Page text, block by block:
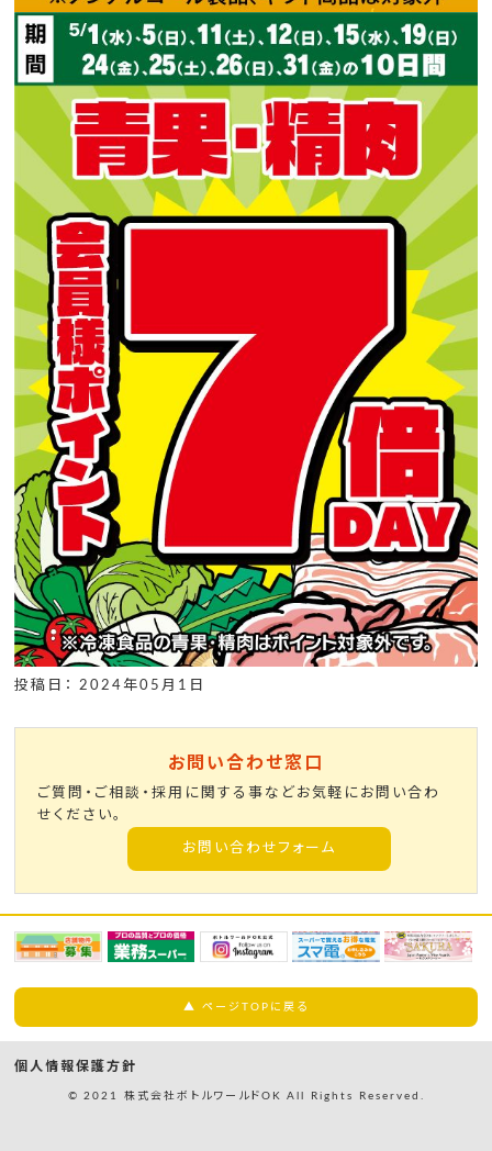
投稿日： 2024年05月1日
お問い合わせ窓口
ご質問・ご相談・採用に関する事などお気軽にお問い合わ
せください。
お問い合わせフォーム
▲ ページTOPに戻る
個人情報保護方針
© 2021 株式会社ボトルワールドOK All Rights Reserved.